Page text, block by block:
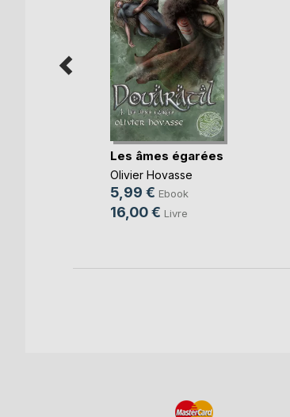
Les âmes égarées
Olivier Hovasse
5,99 € Ebook
16,00 € Livre